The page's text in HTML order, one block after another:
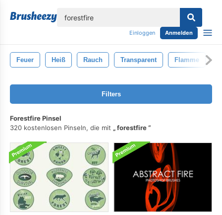
Einloggen Anmelden
Feuer Heiß Rauch Transparent Flamme
Filters
Forestfire Pinsel
320 kostenlosen Pinseln, die mit
forestfire